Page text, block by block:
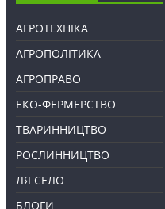
АГРОТЕХНІКА
АГРОПОЛІТИКА
АГРОПРАВО
ЕКО-ФЕРМЕРСТВО
ТВАРИННИЦТВО
РОСЛИННИЦТВО
ЛЯ СЕЛО
БЛОГИ